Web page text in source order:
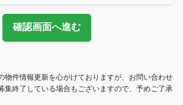
確認画面へ進む
件情報更新を心がけておりますが、お問い合わせ
集終了している場合もございますので、予めご了承